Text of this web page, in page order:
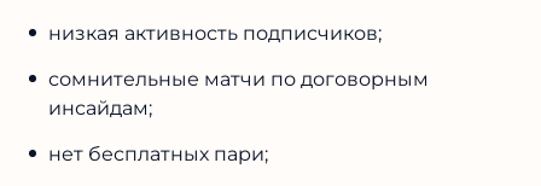
низкая активность подписчиков;
сомнительные матчи по договорным
инсайдам;
нет бесплатных пари;